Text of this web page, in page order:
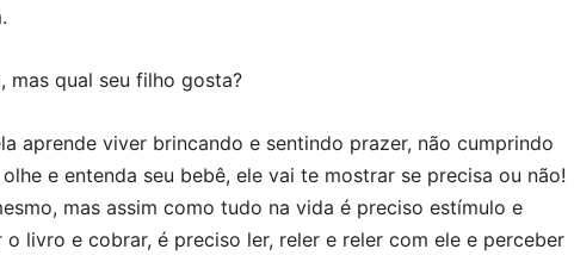
mas qual seu filho gosta?
aprende viver brincando e sentindo prazer, não cumprindo
e entenda seu bebê, ele vai te mostrar se precisa ou não!
mas assim como tudo na vida é preciso estímulo e
livro e cobrar, é preciso ler, reler e reler com ele e perceber